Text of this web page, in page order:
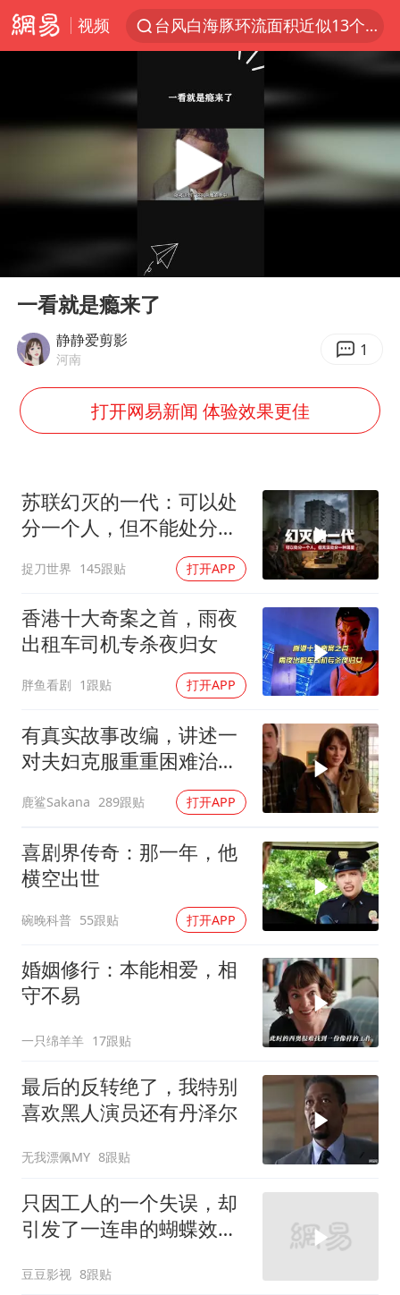
视频
汪峰阻止14岁女儿买大牌
夜幕落下 运动上场
美国将对多晶硅衍生品加征15%关税
四川宜宾市发生5.0级左右地震
改名后的“青海拉面”店
1岁宝宝碰坏纸巾盒 宝妈被索赔924元
女子开一天一夜空调后二氧化碳中毒
“空调24小时开着更省电”不实
“不建议大家买深色蛋糕”
985博士后被曝在妻子孕期出轨后续
公司“上四休三”但要降薪1000元
男子杀人后逃进深山21年活得像野人
如何把百年大党建设得更加坚强有力？
Play
一看就是瘾来了
静静爱剪影
河南 1
打开网易新闻 体验效果更佳
苏联幻灭的一代：可以处
分一个人，但不能处分一
捉刀世界 145跟贴 打开APP
香港十大奇案之首，雨夜
出租车司机专杀夜归女
胖鱼看剧 1跟贴 打开APP
有真实故事改编，讲述一
对夫妇克服重重困难治疗
鹿鲨Sakana 289跟贴 打开APP
喜剧界传奇：那一年，他
横空出世
碗晚科普 55跟贴 打开APP
婚姻修行：本能相爱，相
守不易
一只绵羊羊 17跟贴
最后的反转绝了，我特别
喜欢黑人演员还有丹泽尔
无我漂佩MY 8跟贴
只因工人的一个失误，却
引发了一连串的蝴蝶效
豆豆影视 8跟贴